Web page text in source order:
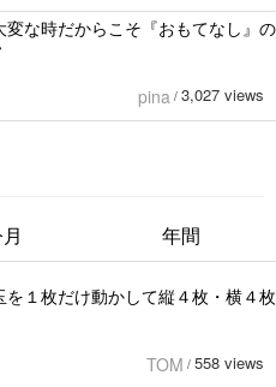
変な時だからこそ『おもてなし』の
pina / 3,027 views
年間
を１枚だけ動かして縦４枚・横４枚
TOM / 558 views